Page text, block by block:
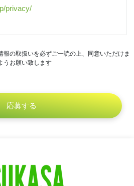
privacy/
の取扱いを必ずご一読の上、同意いただけま
うお願い致します